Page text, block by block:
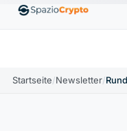
EthereumETH1.880,58 $
Startseite/Newsletter/